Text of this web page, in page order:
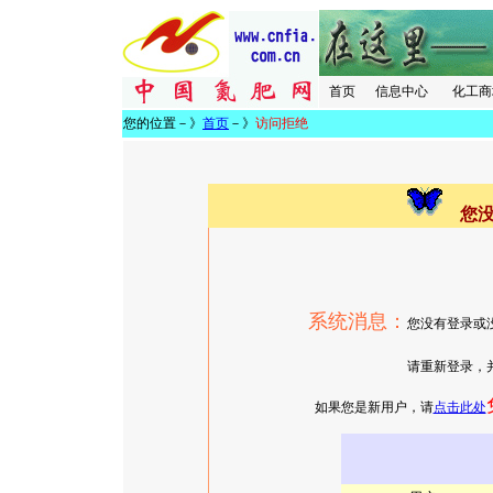
首页 信息中心 化工
您的位置－》 首页 －》 访问拒绝
您
系统消息： 您没有登录或
请重新登录，并确认有相
如果您是新用户，请点击此处